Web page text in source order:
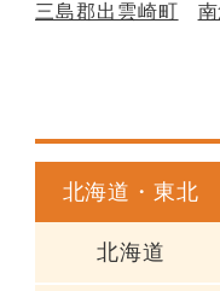
三島郡出雲崎町
北海道・東北
北海道